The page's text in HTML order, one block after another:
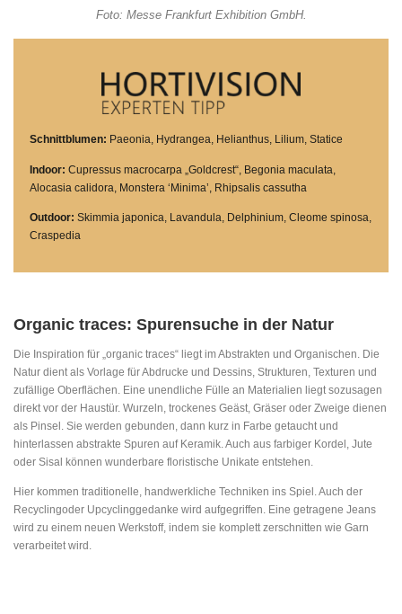
Foto: Messe Frankfurt Exhibition GmbH.
Schnittblumen: Paeonia, Hydrangea, Helianthus, Lilium, Statice
Indoor: Cupressus macrocarpa „Goldcrest“, Begonia maculata,
Alocasia calidora, Monstera ‘Minima’, Rhipsalis cassutha
Outdoor: Skimmia japonica, Lavandula, Delphinium, Cleome spinosa,
Craspedia
Organic traces: Spurensuche in der Natur
Die Inspiration für „organic traces“ liegt im Abstrakten und Organischen. Die
Natur dient als Vorlage für Abdrucke und Dessins, Strukturen, Texturen und
zufällige Oberflächen. Eine unendliche Fülle an Materialien liegt sozusagen
direkt vor der Haustür. Wurzeln, trockenes Geäst, Gräser oder Zweige dienen
als Pinsel. Sie werden gebunden, dann kurz in Farbe getaucht und
hinterlassen abstrakte Spuren auf Keramik. Auch aus farbiger Kordel, Jute
oder Sisal können wunderbare floristische Unikate entstehen.
Hier kommen traditionelle, handwerkliche Techniken ins Spiel. Auch der
Recyclingoder Upcyclinggedanke wird aufgegriffen. Eine getragene Jeans
wird zu einem neuen Werkstoff, indem sie komplett zerschnitten wie Garn
verarbeitet wird.